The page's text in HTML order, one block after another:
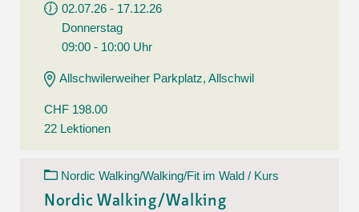
02.07.26 - 17.12.26
Donnerstag
09:00 - 10:00 Uhr
Allschwilerweiher Parkplatz, Allschwil
CHF 198.00
22 Lektionen
Nordic Walking/Walking/Fit im Wald / Kurs
Nordic Walking/Walking